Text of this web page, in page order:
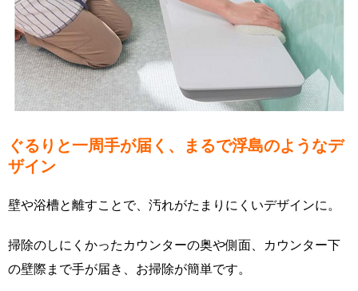
ぐるりと一周手が届く、まるで浮島のようなデ
ザイン
壁や浴槽と離すことで、汚れがたまりにくいデザインに。
掃除のしにくかったカウンターの奥や側面、カウンター下
の壁際まで手が届き、お掃除が簡単です。